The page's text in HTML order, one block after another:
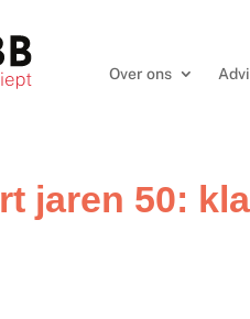
Over ons
jaren 50: